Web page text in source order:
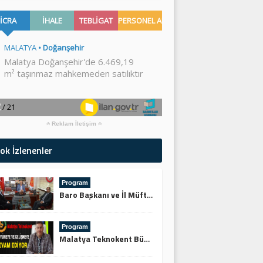
Reklam İletişim
İzlenenler
Program
Baro Başkanı ve İl Müftüsünden Keskin’e Ziyaret
Program
Malatya Teknokent Büyümeye ve Gelişmeye Devam Ediyor